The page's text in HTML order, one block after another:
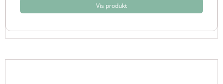
Vis produkt